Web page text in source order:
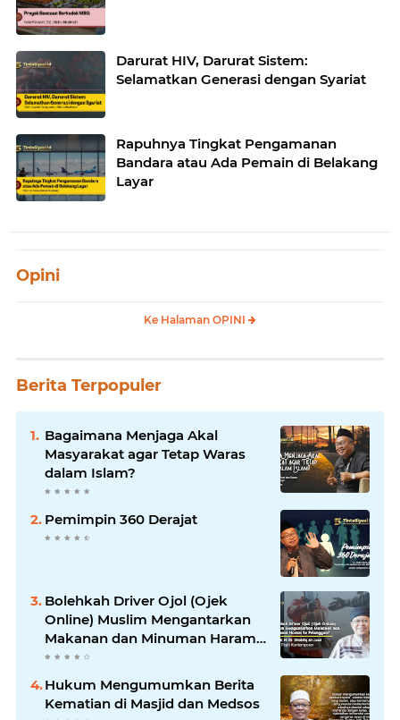
Darurat HIV, Darurat Sistem:
Selamatkan Generasi dengan Syariat
Rapuhnya Tingkat Pengamanan
Bandara atau Ada Pemain di Belakang
Layar
Opini
Ke Halaman OPINI
Berita Terpopuler
Bagaimana Menjaga Akal
Masyarakat agar Tetap Waras
dalam Islam?
Pemimpin 360 Derajat
Bolehkah Driver Ojol (Ojek
Online) Muslim Mengantarkan
Makanan dan Minuman Haram
ke Pelanggan?
Hukum Mengumumkan Berita
Kematian di Masjid dan Medsos